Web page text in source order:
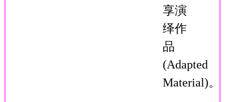
享演
绎作
品
(Adapted
Material)。